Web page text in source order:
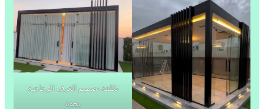
تكلفة تصميم الغرف الزجاجية
بجدة